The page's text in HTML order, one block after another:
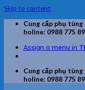
Skip to content
Cung cấp phụ
holine: 0988 775
Assign a menu in
Cung cấp phụ
holine: 0988 775